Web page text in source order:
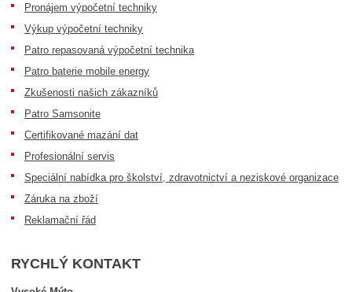
Pronájem výpočetní techniky
Výkup výpočetní techniky
Patro repasovaná výpočetní technika
Patro baterie mobile energy
Zkušenosti našich zákazníků
Patro Samsonite
Certifikované mazání dat
Profesionální servis
Speciální nabídka pro školství, zdravotnictví a neziskové organizace
Záruka na zboží
Reklamační řád
RYCHLÝ KONTAKT